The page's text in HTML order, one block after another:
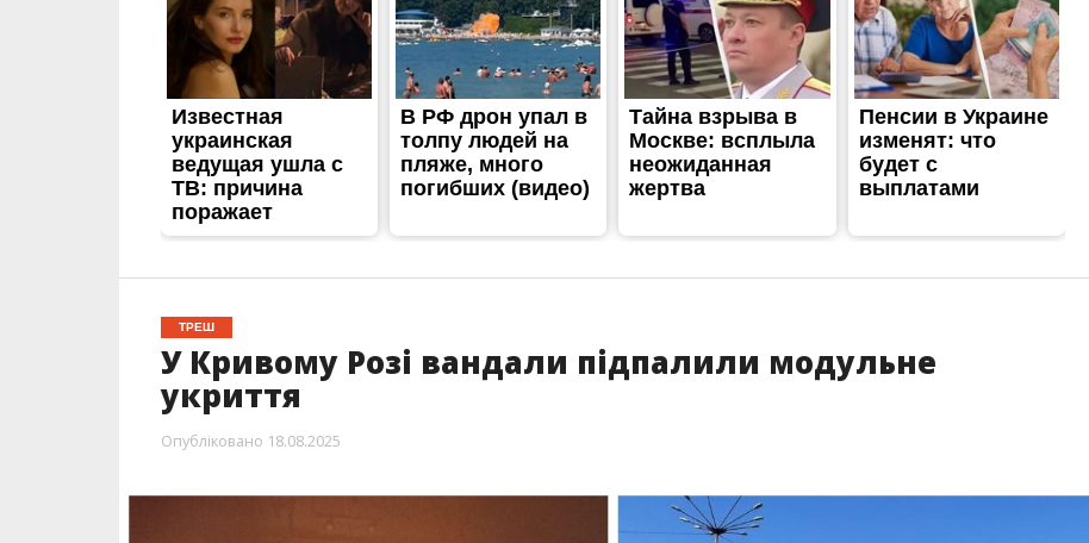
ТРЕШ
У Кривому Розі вандали підпалили модульне
укриття
Опубліковано 18.08.2025